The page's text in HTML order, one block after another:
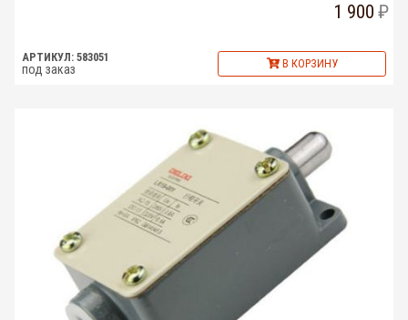
1 900
АРТИКУЛ: 583051
под заказ В КОРЗИНУ